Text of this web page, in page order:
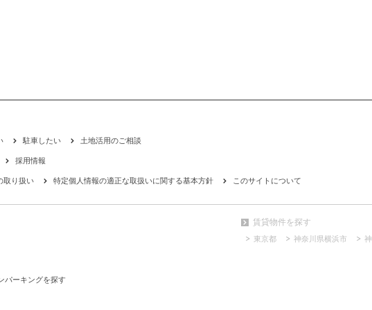
駐車したい 土地活用のご相談
採用情報
取り扱い 特定個人情報の適正な取扱いに関する基本方針 このサイトについて
賃貸物件を探す
東京都 神奈川県横浜市
パーキングを探す